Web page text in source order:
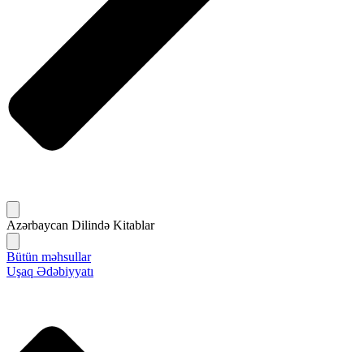
Azərbaycan Dilində Kitablar
Bütün məhsullar
Uşaq Ədəbiyyatı